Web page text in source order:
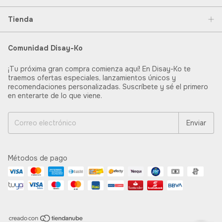
Tienda
Comunidad Disay-Ko
¡Tu próxima gran compra comienza aquí! En Disay-Ko te
traemos ofertas especiales, lanzamientos únicos y
recomendaciones personalizadas. Suscríbete y sé el primero
en enterarte de lo que viene.
Métodos de pago